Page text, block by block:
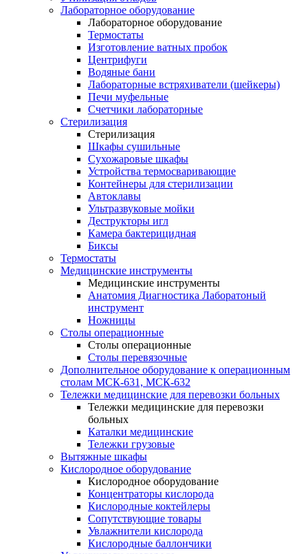
Лабораторное оборудование
Лабораторное оборудование
Термостаты
Изготовление ватных пробок
Центрифуги
Водяные бани
Лабораторные встряхиватели (шейкеры)
Печи муфельные
Счетчики лабораторные
Стерилизация
Стерилизация
Шкафы сушильные
Сухожаровые шкафы
Устройства термосваривающие
Контейнеры для стерилизации
Автоклавы
Ультразвуковые мойки
Деструкторы игл
Камера бактерицидная
Биксы
Термостаты
Медицинские инструменты
Медицинские инструменты
Анатомия Диагностика Лаборатоный
инструмент
Ножницы
Столы операционные
Столы операционные
Столы перевязочные
Дополнительное оборудование к операционным
столам МСК-631, МСК-632
Тележки медицинские для перевозки больных
Тележки медицинские для перевозки
больных
Каталки медицинские
Тележки грузовые
Вытяжные шкафы
Кислородное оборудование
Кислородное оборудование
Концентраторы кислорода
Кислородные коктейлеры
Сопутствующие товары
Увлажнители кислорода
Кислородные баллончики